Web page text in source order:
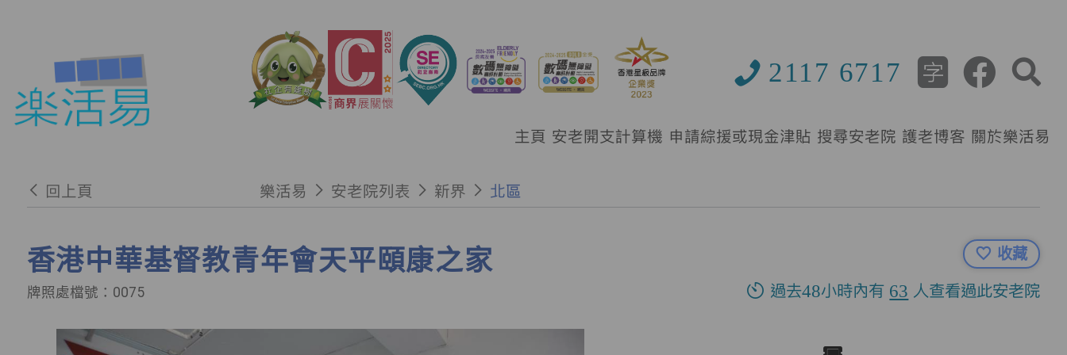
2117 6717
主頁 安老開支計算機 申請綜援或現金津貼 搜尋安老院 護老博客 關於樂活易
回上頁 樂活易 安老院列表 新界 北區
香港中華基督教青年會天平頤康之家
牌照處檔號：0075
收藏
過去48小時內有 63 人查看過此安老院